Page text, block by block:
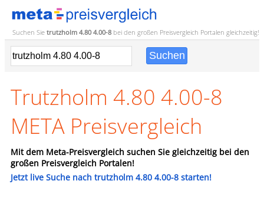
Suchen Sie trutzholm 4.80 4.00-8 bei den großen Preisvergleich Portalen gleichzeitig!
Trutzholm 4.80 4.00-8
META Preisvergleich
Mit dem Meta-Preisvergleich suchen Sie gleichzeitig bei den
großen Preisvergleich Portalen!
Jetzt live Suche nach trutzholm 4.80 4.00-8 starten!